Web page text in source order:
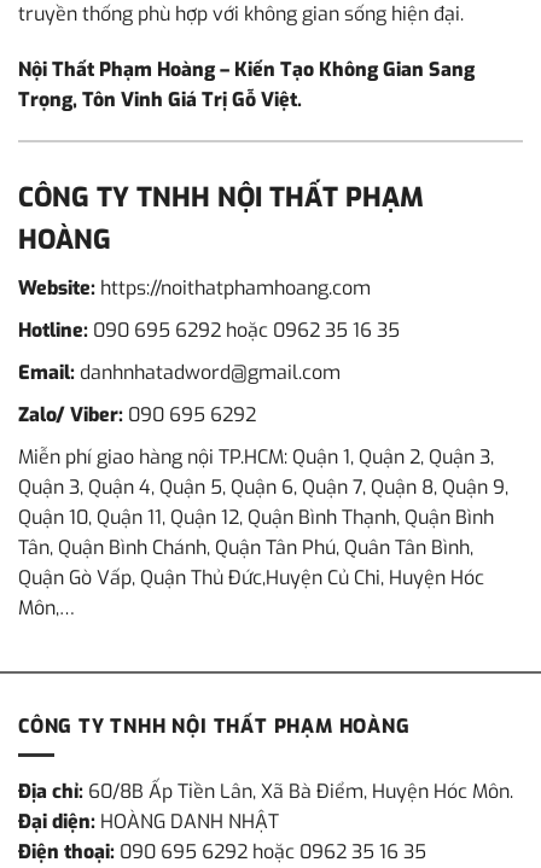
truyền thống phù hợp với không gian sống hiện đại.
Nội Thất Phạm Hoàng – Kiến Tạo Không Gian Sang
Trọng, Tôn Vinh Giá Trị Gỗ Việt.
CÔNG TY TNHH NỘI THẤT PHẠM
HOÀNG
Website: https://noithatphamhoang.com
Hotline: 090 695 6292 hoặc 0962 35 16 35
Email: danhnhatadword@gmail.com
Zalo/ Viber: 090 695 6292
Miễn phí giao hàng nội TP.HCM: Quận 1, Quận 2, Quận 3,
Quận 3, Quận 4, Quận 5, Quận 6, Quận 7, Quận 8, Quận 9,
Quận 10, Quận 11, Quận 12, Quận Bình Thạnh, Quận Bình
Tân, Quận Bình Chánh, Quận Tân Phú, Quân Tân Bình,
Quận Gò Vấp, Quận Thủ Đức,Huyện Củ Chi, Huyện Hóc
Môn,…
CÔNG TY TNHH NỘI THẤT PHẠM HOÀNG
Địa chỉ: 60/8B Ấp Tiền Lân, Xã Bà Điểm, Huyện Hóc Môn.
Đại diện: HOÀNG DANH NHẬT
Điện thoại: 090 695 6292 hoặc 0962 35 16 35